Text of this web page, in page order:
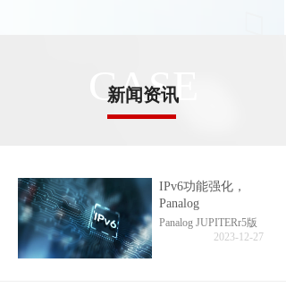
CASE
IPv6功能强化，
Panalog
Panalog JUPITERr5版
2023-12-27
案例应用场景 公司新闻
行业新闻 技术知识
医疗彩页 教育行业彩页
新闻资讯